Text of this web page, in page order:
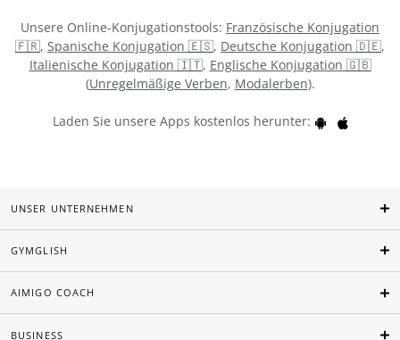
Unsere Online-Konjugationstools: Französische Konjugation
🇫🇷, Spanische Konjugation 🇪🇸, Deutsche Konjugation 🇩🇪,
Italienische Konjugation 🇮🇹, Englische Konjugation 🇬🇧
(Unregelmäßige Verben, Modalerben).
Laden Sie unsere Apps kostenlos herunter:
UNSER UNTERNEHMEN
GYMGLISH
AIMIGO COACH
BUSINESS